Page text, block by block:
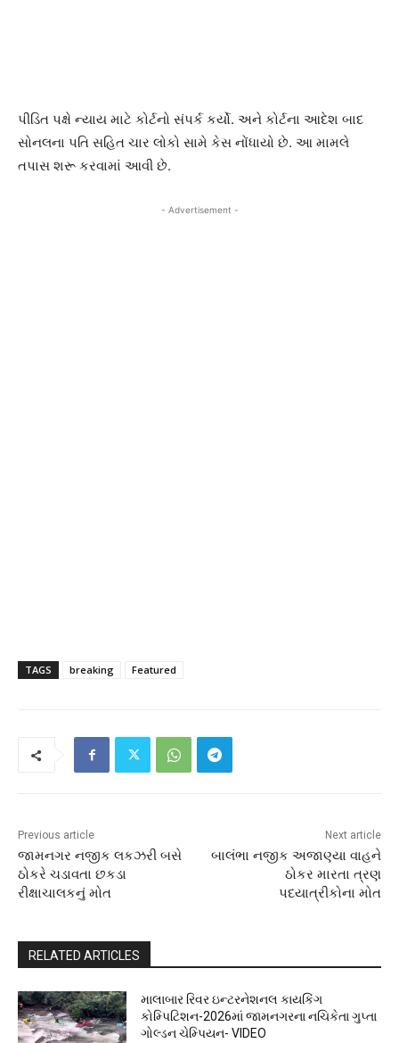
પીડિત પક્ષે ન્યાય માટે કોર્ટનો સંપર્ક કર્યો. અને કોર્ટના આદેશ બાદ
સોનલના પતિ સહિત ચાર લોકો સામે કેસ નોંધાયો છે. આ મામલે
તપાસ શરૂ કરવામાં આવી છે.
- Advertisement -
TAGS breaking Featured
Previous article
જામનગર નજીક લકઝરી બસે
ઠોકરે ચડાવતા છકડા
રીક્ષાચાલકનું મોત
Next article
બાલંભા નજીક અજાણ્યા વાહને
ઠોકર મારતા ત્રણ
પદયાત્રીકોના મોત
RELATED ARTICLES
માલાબાર રિવર ઇન્ટરનેશનલ કાયકિંગ
કોમ્પિટિશન-2026માં જામનગરના નચિકેતા ગુપ્તા
ગોલ્ડન ચેમ્પિયન- VIDEO